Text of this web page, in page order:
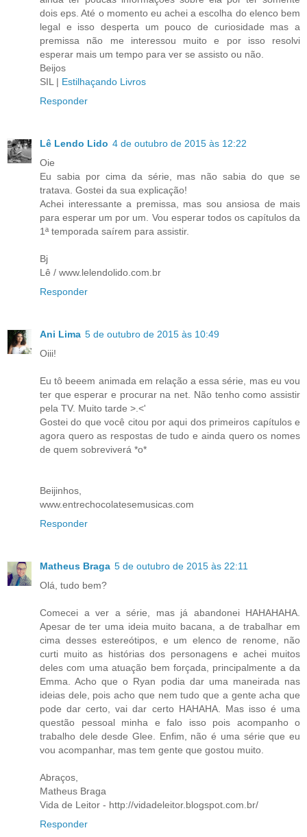
dois eps. Até o momento eu achei a escolha do elenco bem
legal e isso desperta um pouco de curiosidade mas a
premissa não me interessou muito e por isso resolvi
esperar mais um tempo para ver se assisto ou não.
Beijos
SIL | Estilhaçando Livros
Responder
Lê Lendo Lido 4 de outubro de 2015 às 12:22
Oie
Eu sabia por cima da série, mas não sabia do que se
tratava. Gostei da sua explicação!
Achei interessante a premissa, mas sou ansiosa de mais
para esperar um por um. Vou esperar todos os capítulos da
1ª temporada saírem para assistir.
Bj
Lê / www.lelendolido.com.br
Responder
Ani Lima 5 de outubro de 2015 às 10:49
Oiii!
Eu tô beeem animada em relação a essa série, mas eu vou
ter que esperar e procurar na net. Não tenho como assistir
pela TV. Muito tarde >.<'
Gostei do que você citou por aqui dos primeiros capítulos e
agora quero as respostas de tudo e ainda quero os nomes
de quem sobreviverá *o*
Beijinhos,
www.entrechocolatesemusicas.com
Responder
Matheus Braga 5 de outubro de 2015 às 22:11
Olá, tudo bem?
Comecei a ver a série, mas já abandonei HAHAHAHA.
Apesar de ter uma ideia muito bacana, a de trabalhar em
cima desses estereótipos, e um elenco de renome, não
curti muito as histórias dos personagens e achei muitos
deles com uma atuação bem forçada, principalmente a da
Emma. Acho que o Ryan podia dar uma maneirada nas
ideias dele, pois acho que nem tudo que a gente acha que
pode dar certo, vai dar certo HAHAHA. Mas isso é uma
questão pessoal minha e falo isso pois acompanho o
trabalho dele desde Glee. Enfim, não é uma série que eu
vou acompanhar, mas tem gente que gostou muito.
Abraços,
Matheus Braga
Vida de Leitor - http://vidadeleitor.blogspot.com.br/
Responder